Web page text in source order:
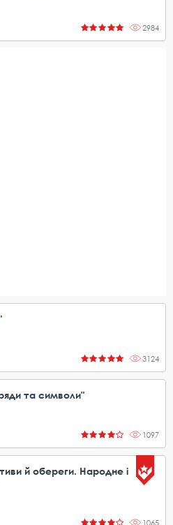
2984
3124
та символи"
1097
й обереги. Народне і
1065